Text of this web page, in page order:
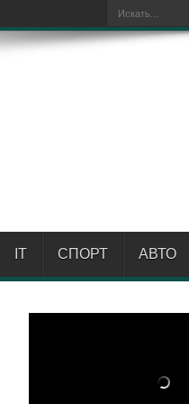
IT СПОРТ АВТО